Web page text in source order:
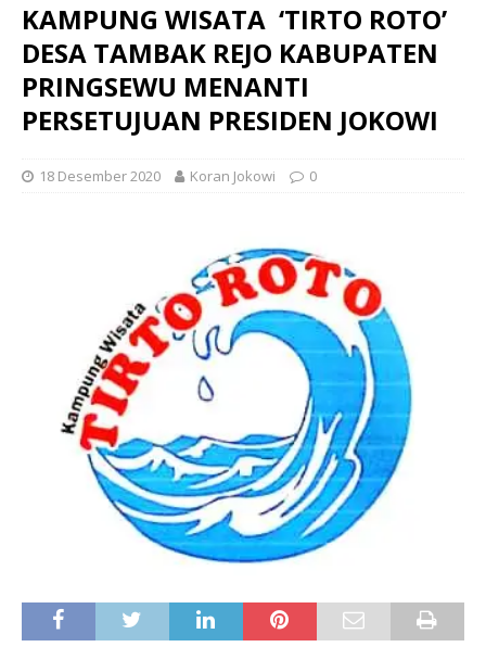
KAMPUNG WISATA ‘TIRTO ROTO’
DESA TAMBAK REJO KABUPATEN
PRINGSEWU MENANTI
PERSETUJUAN PRESIDEN JOKOWI
18 Desember 2020 Koran Jokowi 0